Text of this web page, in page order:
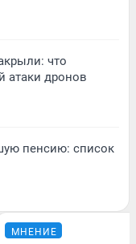
что
атаки дронов
пенсию: список
МНЕНИЕ